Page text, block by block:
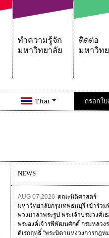
ทำความรู้จัก
มหาวิทยาลัย
ติดต่อ
มหาวิท
Thai กรอกใ
NEWS
AUG 07,2026 คณะนิติศาสตร์
มหาวิทยาลัยกรุงเทพธนบุรี เข้าร่วม
พวงมาลาพระรูป พระเจ้าบรมวงศ์เ
พระองค์เจ้ารพีพัฒนศักดิ์ กรมหลวง
ดิเรกฤทธิ์ “พระบิดาแห่งวงการกฎห